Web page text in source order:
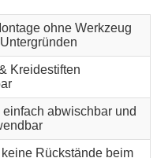
ohne Werkzeug
Kreidestiften
abwischbar und
Rückstände beim